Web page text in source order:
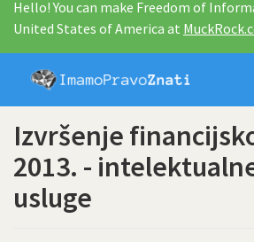
Hello! You can make Freedom of
United States of America at
Izvršenje
2013. -
usluge